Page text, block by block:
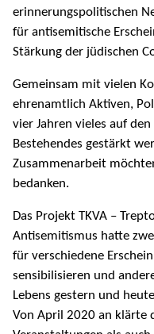
erinnerungspolitischen
für antisemitische
Stärkung der jüdischen
Gemeinsam mit vielen
ehrenamtlich Aktiven,
vier Jahren vieles auf
Bestehendes gestärkt
Zusammenarbeit
bedanken.
Das Projekt TKVA –
Antisemitismus hatte
für verschiedene
sensibilisieren und
Lebens gestern und
Von April 2020 an klärte